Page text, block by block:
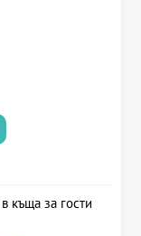
къща за гости